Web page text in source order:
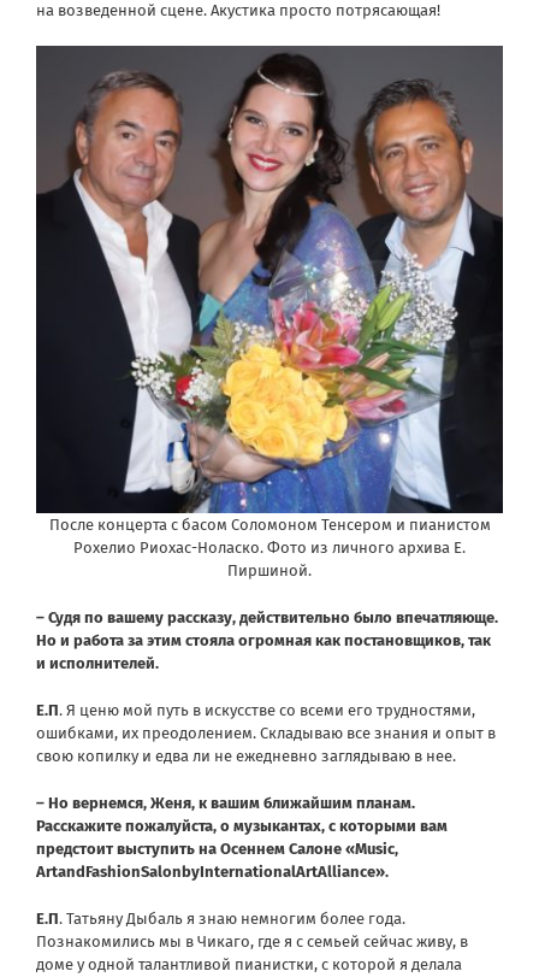
на возведенной сцене. Акустика просто потрясающая!
После концерта с басом Соломоном Тенсером и пианистом
Рохелио Риохас-Ноласко. Фото из личного архива Е.
Пиршиной.
– Судя по вашему рассказу, действительно было впечатляюще.
Но и работа за этим стояла огромная как постановщиков, так
и исполнителей.
Е.П. Я ценю мой путь в искусстве со всеми его трудностями,
ошибками, их преодолением. Складываю все знания и опыт в
свою копилку и едва ли не ежедневно заглядываю в нее.
– Но вернемся, Женя, к вашим ближайшим планам.
Расскажите пожалуйста, о музыкантах, с которыми вам
предстоит выступить на Осеннем Салоне «Music,
ArtandFashionSalonbyInternationalArtAlliance».
Е.П. Татьяну Дыбаль я знаю немногим более года.
Познакомились мы в Чикаго, где я с семьей сейчас живу, в
доме у одной талантливой пианистки, с которой я делала